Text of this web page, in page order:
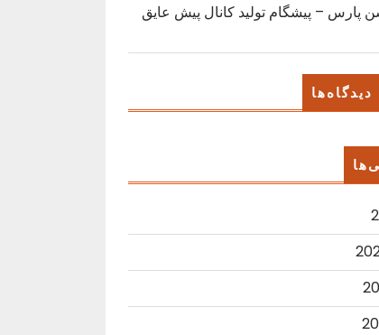
پارس – پیشگام تولید کانال پیش عایق